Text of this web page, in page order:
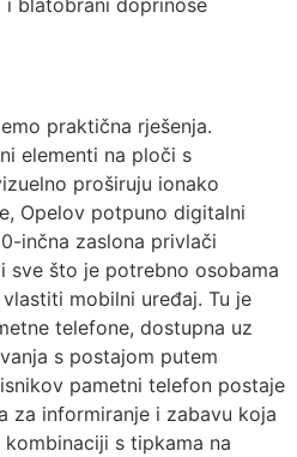
blatobrani doprinose
praktična rješenja.
elementi na ploči s
proširuju ionako
Opelov potpuno digitalni
inčna zaslona privlači
sve što je potrebno osobama
mobilni uređaj. Tu je
telefone, dostupna uz
s postajom putem
pametni telefon postaje
za informiranje i zabavu koja
s tipkama na